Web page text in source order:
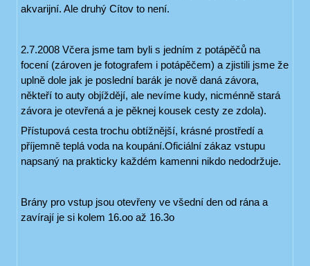
akvarijní. Ale druhý Cítov to není.
2.7.2008 Včera jsme tam byli s jedním z potápěčů na
focení (zároven je fotografem i potápěčem) a zjistili jsme že
uplně dole jak je poslední barák je nově daná závora,
někteří to auty objíždějí, ale nevíme kudy, nicménně stará
závora je otevřená a je pěknej kousek cesty ze zdola).
Přístupová cesta trochu obtížnější, krásné prostředí a
příjemně teplá voda na koupání.Oficiální zákaz vstupu
napsaný na prakticky každém kamenni nikdo nedodržuje.
Brány pro vstup jsou otevřeny ve všední den od rána a
zavírají je si kolem 16.oo až 16.3o